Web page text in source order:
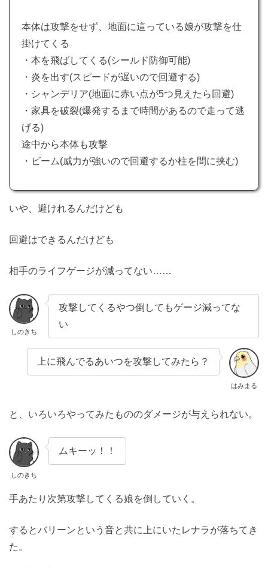
本体は攻撃をせず、地面に這っている娘が攻撃を仕
掛けてくる
・本を飛ばしてくる(シールド防御可能)
・炎を出す(スピードが遅いので回避する)
・シャンデリア(地面に赤い点が5つ見えたら回避)
・家具を破裂(爆発するまで時間があるので走って逃
げる)
途中から本体も攻撃
・ビーム(威力が強いので回避するか柱を間に挟む)
いや、避けれるんだけども
回避はできるんだけども
相手のライフゲージが減ってない……
しのきち
攻撃してくるやつ倒してもゲージ減ってな
い
はみまる
上に飛んでるあいつを攻撃してみたら？
と、いろいろやってみたもののダメージが与えられない。
しのきち
ムキーッ！！
手あたり次第攻撃してくる娘を倒していく。
するとバリーンという音と共に上にいたレナラが落ちてき
た。